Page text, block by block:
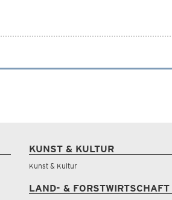
KUNST & KULTUR
Kunst & Kultur
LAND- & FORSTWIRTSCHAFT